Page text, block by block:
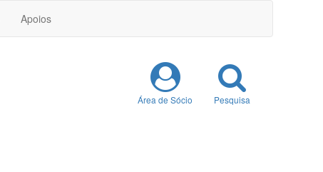
Apoios
Área de Sócio Pesquisa